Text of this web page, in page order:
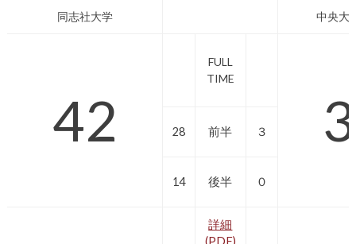
同志社大学 中央大
42
FULL
TIME
3
28 前半 ３
14 後半 ０
詳細
(PDF)